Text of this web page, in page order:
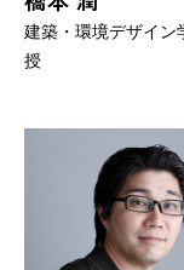
建築・環境デザイン
授